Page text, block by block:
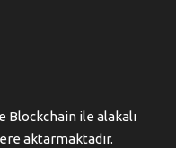
Blockchain ile alakalı
aktarmaktadır.